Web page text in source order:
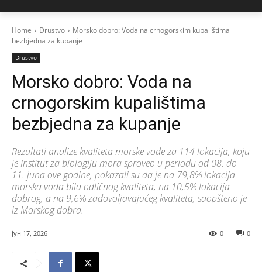
Home Drustvo
Morsko dobro: Voda na crnogorskim kupalištima
bezbjedna za kupanje
Drustvo
Morsko dobro: Voda na
crnogorskim kupalištima
bezbjedna za kupanje
Rezultati analize kvaliteta morske vode za 114 lokacija, koju
je Institut za biologiju mora sproveo u periodu od 08. do
11. juna ove godine, pokazali su da je na 79,8% lokacija
morska voda bila odličnog kvaliteta, na 10,5% lokacija
dobrog, a na 9,6% zadovoljavajućeg kvaliteta, saopšteno je
iz Morskog dobra.
јун 17, 2026 0
0